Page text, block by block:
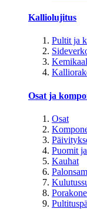
Kalliolujitus
Pultit ja
Osat ja
Osat
Puomit
Kauhat